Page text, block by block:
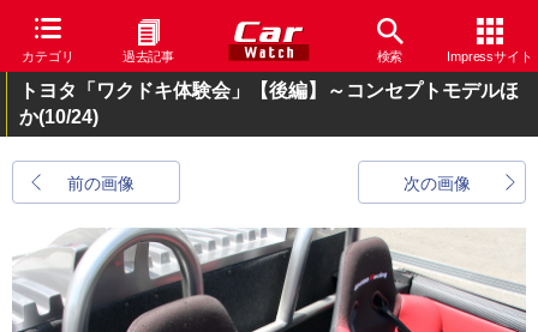
カテゴリ 過去記事 検索 Impressサイト
トヨタ「ワクドキ体験会」【後編】～コンセプトモデルほ
か(10/24)
前の画像 次の画像